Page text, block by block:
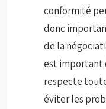
conformité
donc
de la
est important
respecte
éviter les